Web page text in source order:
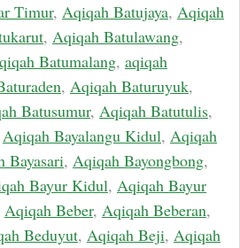
Timur, Aqiqah Batujaya, Aqiqah
, Aqiqah Batulawang,
Batumalang, aqiqah
, Aqiqah Baturuyuk,
Batusumur, Aqiqah Batutulis,
Aqiqah Bayalangu Kidul, Aqiqah
Bayasari, Aqiqah Bayongbong,
Bayur Kidul, Aqiqah Bayur
Aqiqah Beber, Aqiqah Beberan,
Beduyut, Aqiqah Beji, Aqiqah